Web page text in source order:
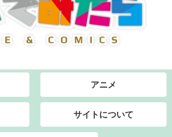
アニメ
サイトについて